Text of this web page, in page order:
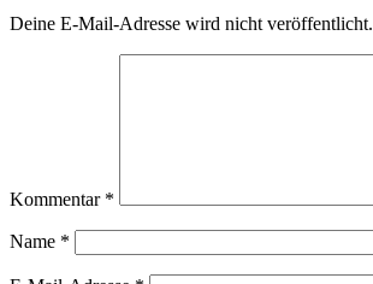
Deine E-Mail-Adresse wird nicht veröffentlicht.
Kommentar *
Name *